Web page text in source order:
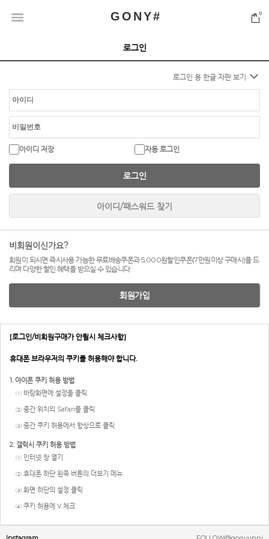
GONY# 0
로그인
로그인 용 한글 자판 보기
아이디 저장 자동 로그인
로그인
아이디/패스워드 찾기
비회원이신가요?
회원이 되시면 즉시사용 가능한 무료배송쿠폰과 5,000원할인쿠폰(7만원이상 구매시)을 드
리며 다양한 할인 혜택을 받으실 수 있습니다.
회원가입
[로그인/비회원구매가 안될시 체크사항]
휴대폰 브라우저의 쿠키를 허용해야 합니다.
1. 아이폰 쿠키 허용 방법
① 바탕화면에 설정을 클릭
② 중간 위치의 Safari를 클릭
③ 중간 쿠키 허용에서 항상으로 클릭
2. 갤럭시 쿠키 허용 방법
① 인터넷 창 열기
② 휴대폰 하단 왼쪽 버튼의 더보기 메뉴
③ 화면 하단의 설정 클릭
④ 쿠키 허용에 V 체크